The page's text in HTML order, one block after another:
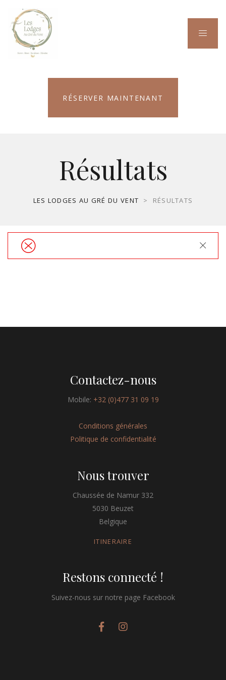
RÉSERVER MAINTENANT
Résultats
LES LODGES AU GRÉ DU VENT > RÉSULTATS
Close
Contactez-nous
Mobile: +32 (0)477 31 09 19
Conditions générales
Politique de confidentialité
Nous trouver
Chaussée de Namur 332
5030 Beuzet
Belgique
ITINERAIRE
Restons connecté !
Suivez-nous sur notre page Facebook